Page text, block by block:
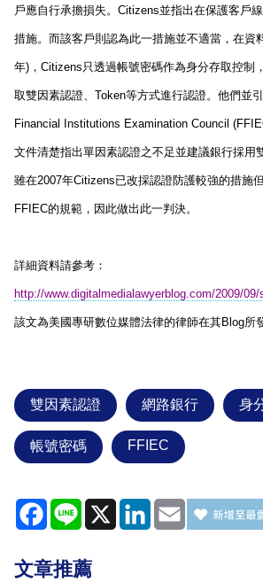
戶應自行承擔損失。 Citizens並指出在保護客戶
措施。而該客戶則認為此一措施並不適當，在資
年)， Citizens只透過帳號密碼作為身分存取控制
取雙因素認證、 Token等方式進行認證。他們並
Financial Institutions Examination Council
文件清楚指出單因素認證之不足並建議銀行採用
雖在2007年Citizens已改採認證防護較強的措施
FFIEC的規範，因此做出此一判決。
詳細資料請參考：
http://www.digitalmedialawyerblog.com/2009/
該文為美國專研數位媒體法律的律師在其Blog所
雙因素認證 網路銀行 身
帳號密碼 FFIEC
Facebook
Line X LinkedIn
Email
文章推薦